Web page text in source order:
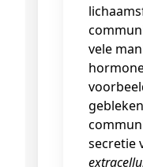
vele
secretie